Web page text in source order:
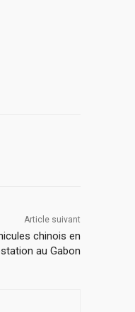
Article suivant
chinois en
au Gabon